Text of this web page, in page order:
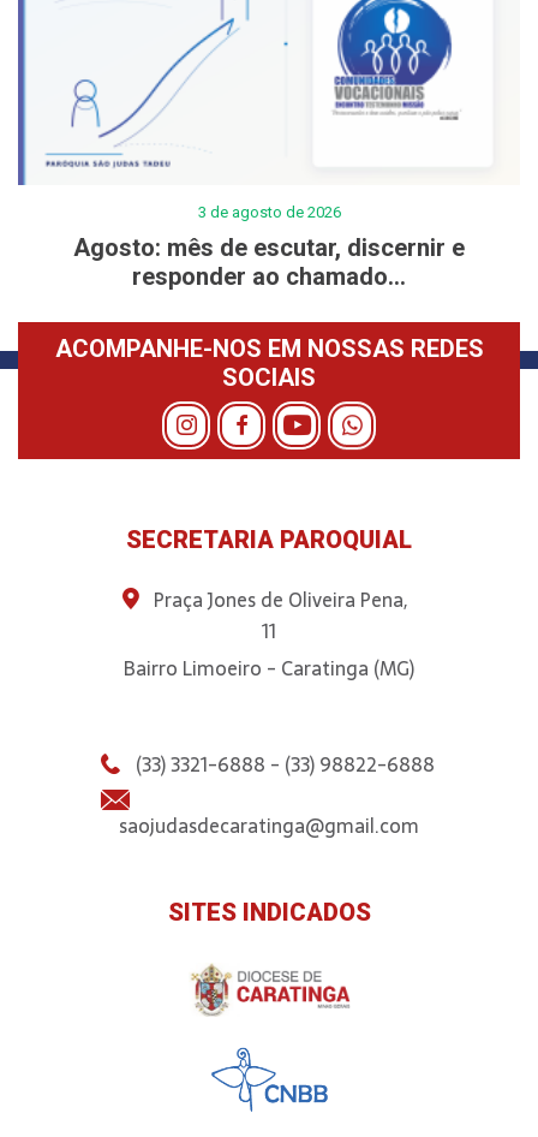
3 de agosto de 2026
Agosto: mês de escutar, discernir e
responder ao chamado...
ACOMPANHE-NOS EM NOSSAS REDES
SOCIAIS
SECRETARIA PAROQUIAL
Praça Jones de Oliveira Pena,
11
Bairro Limoeiro - Caratinga (MG)
(33) 3321-6888 - (33) 98822-6888
saojudasdecaratinga@gmail.com
SITES INDICADOS